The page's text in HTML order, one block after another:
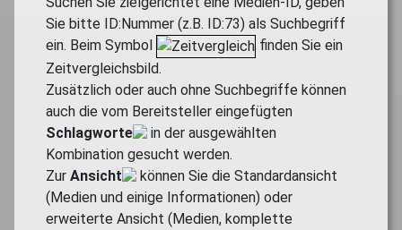
Sie bitte ID:Nummer (z.B. ID:73) als Suchbegriff
ein. Beim Symbol
finden Sie ein
Zeitvergleichsbild.
Zusätzlich oder auch ohne Suchbegriffe können
auch die vom Bereitsteller eingefügten
Schlagworte
in der ausgewählten
Kombination gesucht werden.
Zur Ansicht
können Sie die Standardansicht
(Medien und einige Informationen) oder
erweiterte Ansicht (Medien, komplette